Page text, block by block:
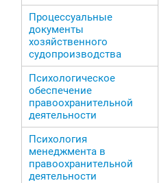
Процессуальные
документы
хозяйственного
судопроизводства
Психологическое
обеспечение
правоохранительной
деятельности
Психология
менеджмента в
правоохранительной
деятельности